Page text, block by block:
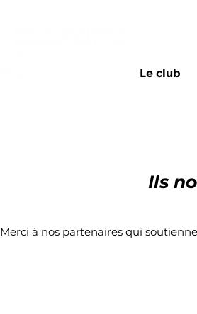
Le club
Ils
Merci à nos partenaires qui